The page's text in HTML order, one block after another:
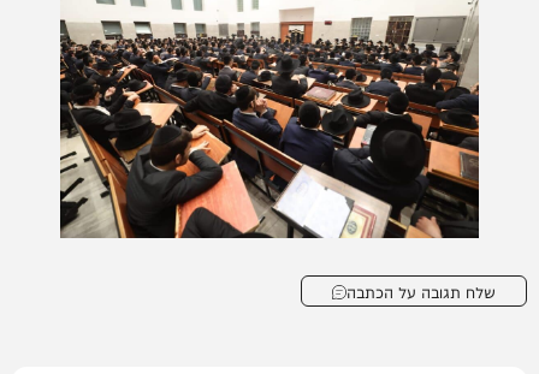
שלח תגובה על הכתבה